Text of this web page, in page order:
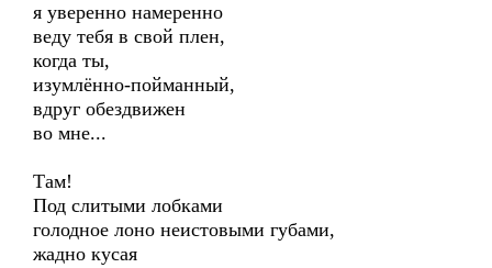
я уверенно намеренно
веду тебя в свой плен,
когда ты,
изумлённо-пойманный,
вдруг обездвижен
во мне...
Там!
Под слитыми лобками
голодное лоно неистовыми губами,
жадно кусая